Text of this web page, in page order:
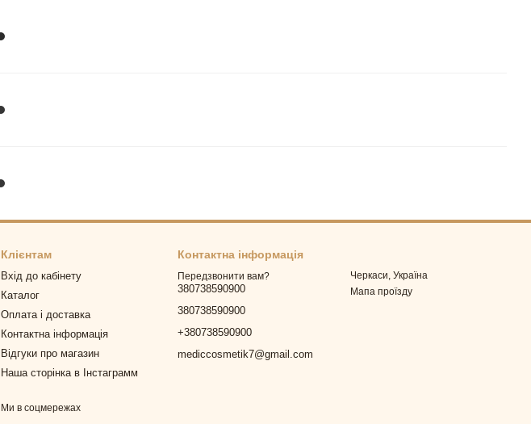
Клієнтам
Вхід до кабінету
Каталог
Оплата і доставка
Контактна інформація
Відгуки про магазин
Наша сторінка в Інстаграмм
Ми в соцмережах
Контактна інформація
Передзвонити вам?
380738590900
380738590900
+380738590900
mediccosmetik7@gmail.com
Черкаси, Україна
Мапа проїзду